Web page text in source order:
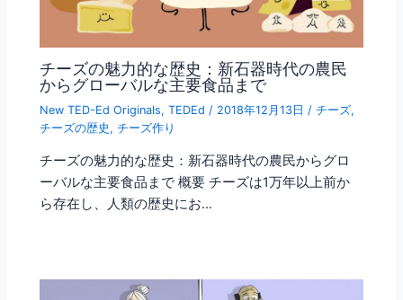
チーズの魅力的な歴史：新石器時代の農民
からグローバルな主要食品まで
New TED-Ed Originals,TEDEd / 2018年12月13日 /チーズ,
チーズの歴史 ,チーズ作り
チーズの魅力的な歴史：新石器時代の農民からグロ
ーバルな主要食品まで 概要 チーズは1万年以上前か
ら存在し、人類の歴史にお…